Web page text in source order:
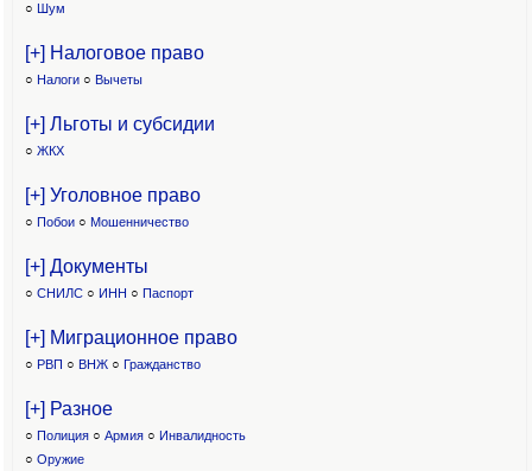
○ Шум
[+] Налоговое право
○ Налоги ○ Вычеты
[+] Льготы и субсидии
○ ЖКХ
[+] Уголовное право
○ Побои ○ Мошенничество
[+] Документы
○ СНИЛС ○ ИНН ○ Паспорт
[+] Миграционное право
○ РВП ○ ВНЖ ○ Гражданство
[+] Разное
○ Полиция ○ Армия ○ Инвалидность
○ Оружие